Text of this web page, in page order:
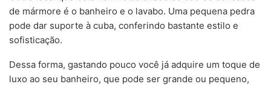
de mármore é o banheiro e o lavabo. Uma pequena pedra
pode dar suporte à cuba, conferindo bastante estilo e
sofisticação.
Dessa forma, gastando pouco você já adquire um toque de
luxo ao seu banheiro, que pode ser grande ou pequeno,